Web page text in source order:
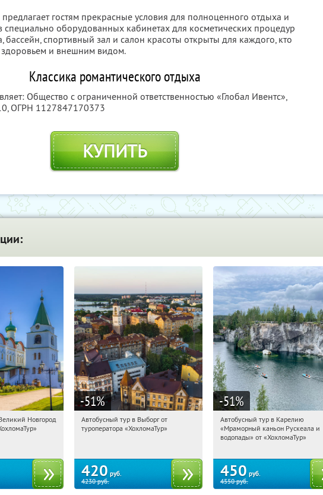
предлагает гостям прекрасные условия для полноценного отдыха и
специально оборудованных кабинетах для косметических процедур
бассейн, спортивный зал и салон красоты открыты для каждого, кто
здоровьем и внешним видом.
Классика романтического отдыха
Общество с ограниченной ответственностью «Глобал Ивентс»,
, ОГРН 1127847170373
КУПИТЬ
Купили:2
Новгород
-51%
00:43:50 Купили:
Автобусный тур в Выборг от
туроператора «ХохломаТур»
420 руб.
4230руб.
-51%
00:43:50 Купили:
Сенная площадь
Автобусный тур в Карелию
«Мраморный каньон Рускеала и
водопады» от «ХохломаТур»
450 руб.
4550руб.